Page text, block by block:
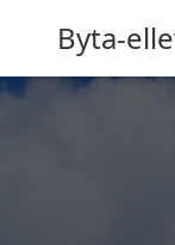
Byta-